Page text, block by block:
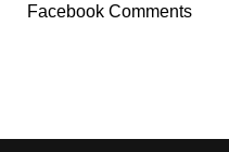
Facebook Comments